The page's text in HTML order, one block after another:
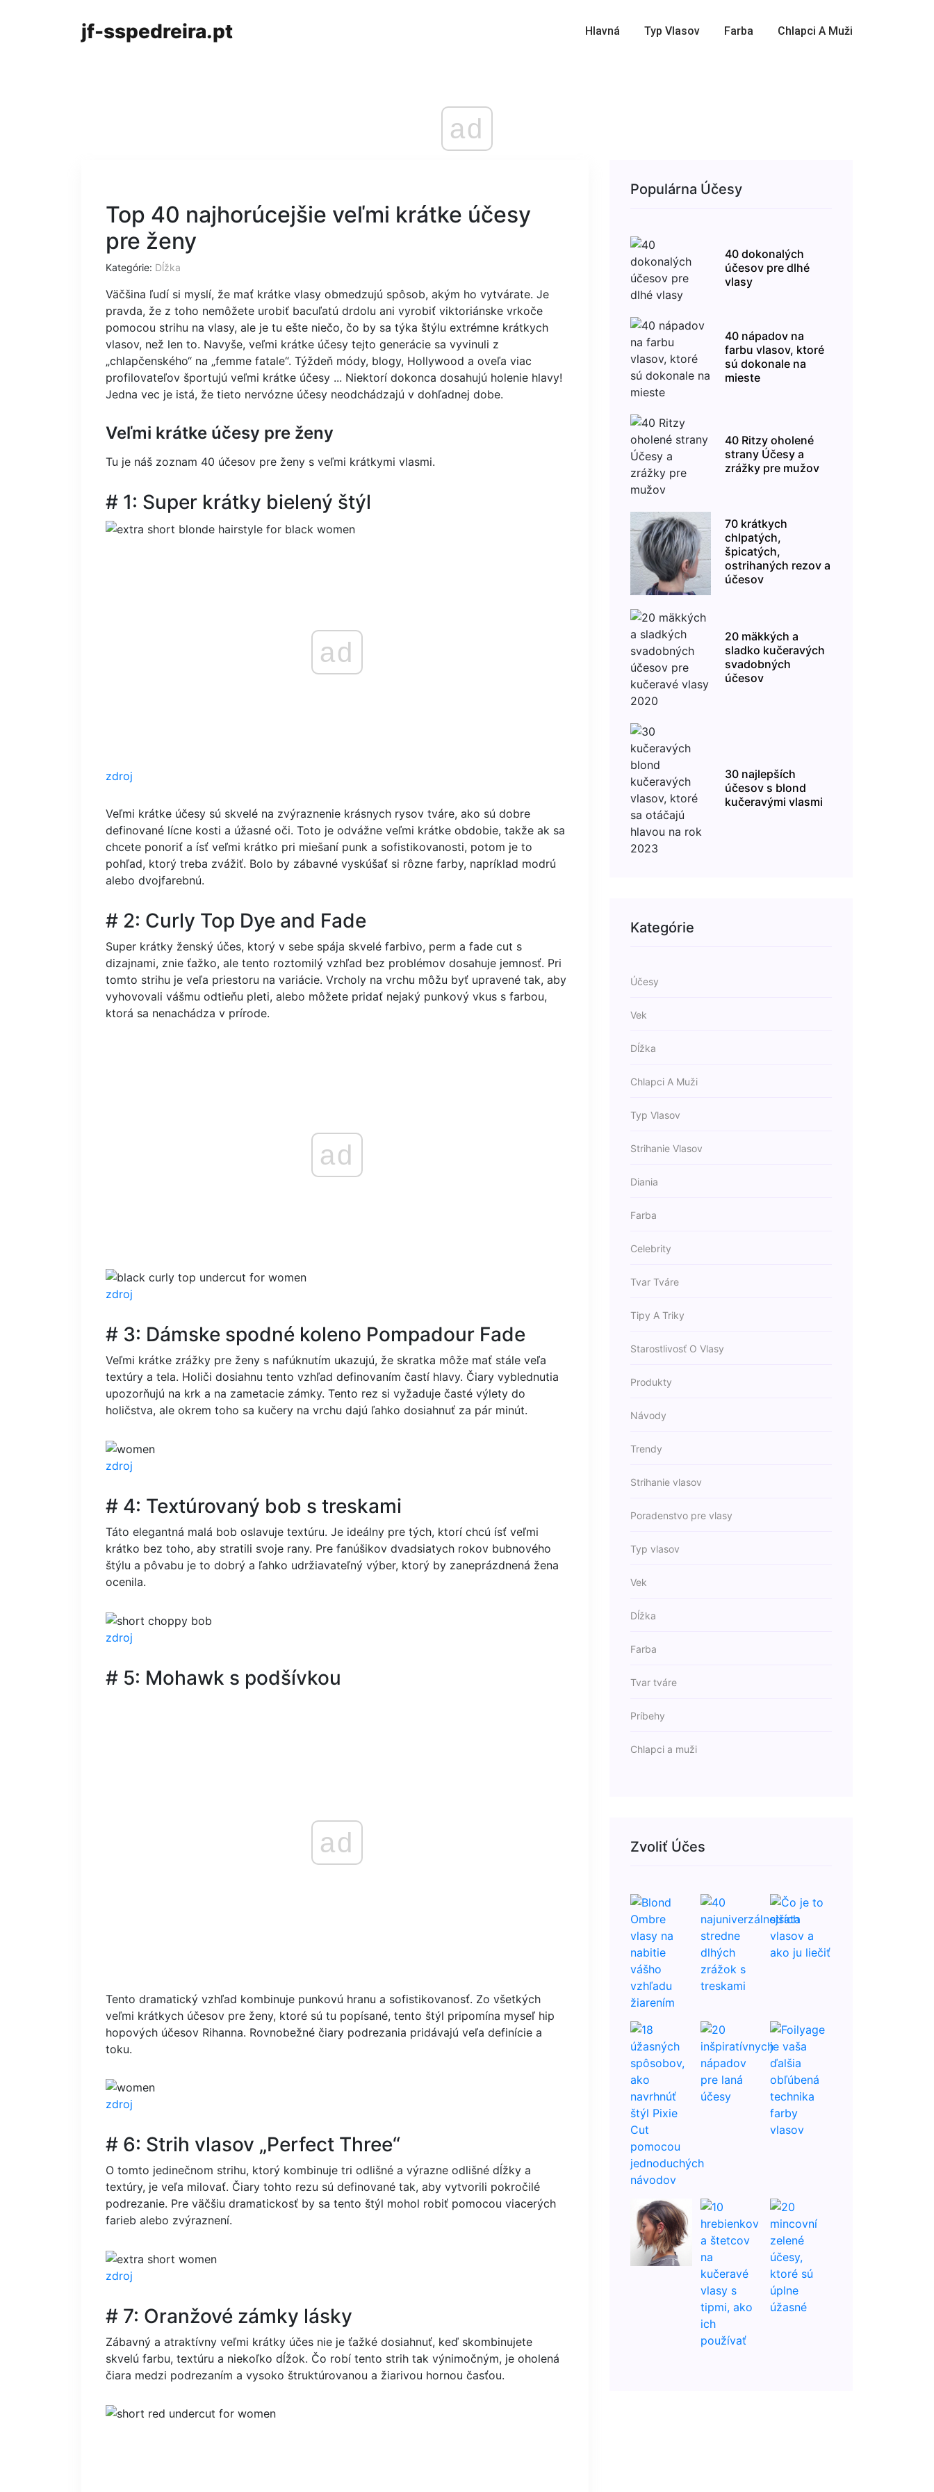
jf-sspedreira.pt Hlavná Typ Vlasov Farba Chlapci A Muži
ad
Top 40 najhorúcejšie veľmi krátke účesy
pre ženy
Kategórie: Dĺžka
Väčšina ľudí si myslí, že mať krátke vlasy obmedzujú spôsob, akým ho vytvárate. Je
pravda, že z toho nemôžete urobiť bacuľatú drdolu ani vyrobiť viktoriánske vrkoče
pomocou strihu na vlasy, ale je tu ešte niečo, čo by sa týka štýlu extrémne krátkych
vlasov, než len to. Navyše, veľmi krátke účesy tejto generácie sa vyvinuli z
„chlapčenského“ na „femme fatale“. Týždeň módy, blogy, Hollywood a oveľa viac
profilovateľov športujú veľmi krátke účesy ... Niektorí dokonca dosahujú holenie hlavy!
Jedna vec je istá, že tieto nervózne účesy neodchádzajú v dohľadnej dobe.
Veľmi krátke účesy pre ženy
Tu je náš zoznam 40 účesov pre ženy s veľmi krátkymi vlasmi.
# 1: Super krátky bielený štýl
ad
zdroj
Veľmi krátke účesy sú skvelé na zvýraznenie krásnych rysov tváre, ako sú dobre
definované lícne kosti a úžasné oči. Toto je odvážne veľmi krátke obdobie, takže ak sa
chcete ponoriť a ísť veľmi krátko pri miešaní punk a sofistikovanosti, potom je to
pohľad, ktorý treba zvážiť. Bolo by zábavné vyskúšať si rôzne farby, napríklad modrú
alebo dvojfarebnú.
# 2: Curly Top Dye and Fade
Super krátky ženský účes, ktorý v sebe spája skvelé farbivo, perm a fade cut s
dizajnami, znie ťažko, ale tento roztomilý vzhľad bez problémov dosahuje jemnosť. Pri
tomto strihu je veľa priestoru na variácie. Vrcholy na vrchu môžu byť upravené tak, aby
vyhovovali vášmu odtieňu pleti, alebo môžete pridať nejaký punkový vkus s farbou,
ktorá sa nenachádza v prírode.
ad
zdroj
# 3: Dámske spodné koleno Pompadour Fade
Veľmi krátke zrážky pre ženy s nafúknutím ukazujú, že skratka môže mať stále veľa
textúry a tela. Holiči dosiahnu tento vzhľad definovaním častí hlavy. Čiary vyblednutia
upozorňujú na krk a na zametacie zámky. Tento rez si vyžaduje časté výlety do
holičstva, ale okrem toho sa kučery na vrchu dajú ľahko dosiahnuť za pár minút.
zdroj
# 4: Textúrovaný bob s treskami
Táto elegantná malá bob oslavuje textúru. Je ideálny pre tých, ktorí chcú ísť veľmi
krátko bez toho, aby stratili svoje rany. Pre fanúšikov dvadsiatych rokov bubnového
štýlu a pôvabu je to dobrý a ľahko udržiavateľný výber, ktorý by zaneprázdnená žena
ocenila.
zdroj
# 5: Mohawk s podšívkou
ad
Tento dramatický vzhľad kombinuje punkovú hranu a sofistikovanosť. Zo všetkých
veľmi krátkych účesov pre ženy, ktoré sú tu popísané, tento štýl pripomína myseľ hip
hopových účesov Rihanna. Rovnobežné čiary podrezania pridávajú veľa definície a
toku.
zdroj
# 6: Strih vlasov „Perfect Three“
O tomto jedinečnom strihu, ktorý kombinuje tri odlišné a výrazne odlišné dĺžky a
textúry, je veľa milovať. Čiary tohto rezu sú definované tak, aby vytvorili pokročilé
podrezanie. Pre väčšiu dramatickosť by sa tento štýl mohol robiť pomocou viacerých
farieb alebo zvýraznení.
zdroj
# 7: Oranžové zámky lásky
Zábavný a atraktívny veľmi krátky účes nie je ťažké dosiahnuť, keď skombinujete
skvelú farbu, textúru a niekoľko dĺžok. Čo robí tento strih tak výnimočným, je oholená
čiara medzi podrezaním a vysoko štruktúrovanou a žiarivou hornou časťou.
Populárna Účesy
40 dokonalých
účesov pre dlhé
vlasy
40 nápadov na
farbu vlasov, ktoré
sú dokonale na
mieste
40 Ritzy oholené
strany Účesy a
zrážky pre mužov
70 krátkych
chlpatých,
špicatých,
ostrihaných rezov a
účesov
20 mäkkých a
sladko kučeravých
svadobných
účesov
30 najlepších
účesov s blond
kučeravými vlasmi
Kategórie
Účesy
Vek
Dĺžka
Chlapci A Muži
Typ Vlasov
Strihanie Vlasov
Diania
Farba
Celebrity
Tvar Tváre
Tipy A Triky
Starostlivosť O Vlasy
Produkty
Návody
Trendy
Strihanie vlasov
Poradenstvo pre vlasy
Typ vlasov
Vek
Dĺžka
Farba
Tvar tváre
Príbehy
Chlapci a muži
Zvoliť Účes